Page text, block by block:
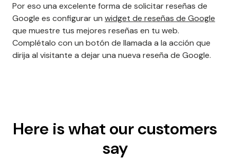
Por eso una excelente forma de solicitar reseñas de
Google es configurar un widget de reseñas de Google
que muestre tus mejores reseñas en tu web.
Complétalo con un botón de llamada a la acción que
dirija al visitante a dejar una nueva reseña de Google.
Here is what our customers
say